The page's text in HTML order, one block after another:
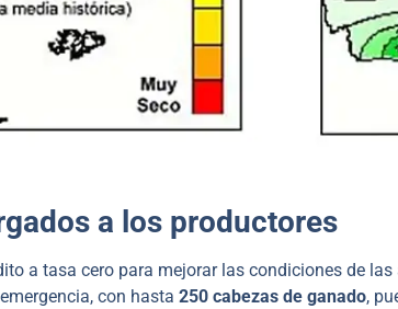
a los productores
a tasa cero para mejorar las condiciones de
con hasta 250 cabezas de ganado,